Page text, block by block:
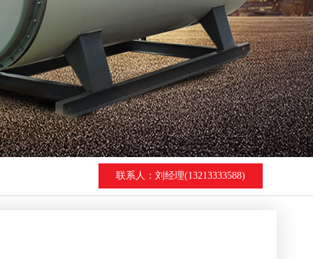
物质蒸汽锅
燃生物质立
物质蒸汽锅
生物质卧式
燃烧器
应釜
循环流化床锅炉
低速循环流化床锅炉
循环流化床蒸汽锅炉
联系人：刘经理(13213333588)